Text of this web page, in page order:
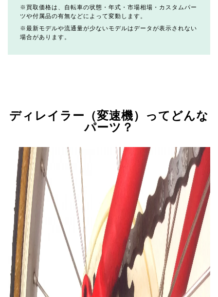
買取価格は、自転車の状態・年式・市場相場・カスタムパー
ツや付属品の有無などによって変動します。
最新モデルや流通量が少ないモデルはデータが表示されない
場合があります。
ディレイラー（変速機）ってどんな
パーツ？